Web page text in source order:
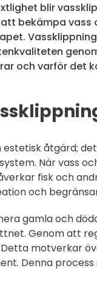
blir
bekämpa
och varför det
estetisk åtgärd;
När vass
fisk och
och
gamla och
Genom att
motverkar
Denna